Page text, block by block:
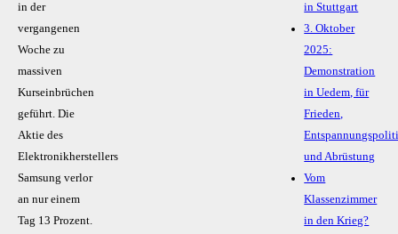
in der
vergangenen
Woche zu
massiven
Kurseinbrüchen
geführt. Die
Aktie des
Elektronikherstellers
Samsung verlor
an nur einem
Tag 13 Prozent.
in Stuttgart
3. Oktober
2025:
Demonstration
in Uedem, für
Frieden,
und Abrüstung
Vom
Klassenzimmer
in den Krieg?